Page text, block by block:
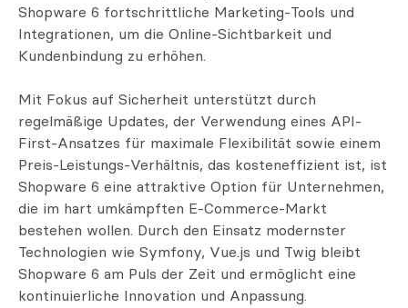
Shopware 6 fortschrittliche Marketing-Tools und
Integrationen, um die Online-Sichtbarkeit und
Kundenbindung zu erhöhen.
Mit Fokus auf Sicherheit unterstützt durch
regelmäßige Updates, der Verwendung eines API-
First-Ansatzes für maximale Flexibilität sowie einem
Preis-Leistungs-Verhältnis, das kosteneffizient ist, ist
Shopware 6 eine attraktive Option für Unternehmen,
die im hart umkämpften E-Commerce-Markt
bestehen wollen. Durch den Einsatz modernster
Technologien wie Symfony, Vue.js und Twig bleibt
Shopware 6 am Puls der Zeit und ermöglicht eine
kontinuierliche Innovation und Anpassung.